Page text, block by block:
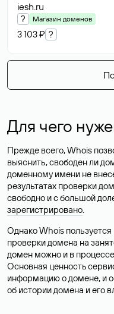
iesh.ru
? Магазин доменов
3 103 ₽ ?
Для чего
Прежде всего, Whois
выяснить, свободен ли
доменному имени не
результатах проверки
свободно и с большой
зарегистрировано.
Однако Whois
проверки домена на
домен можно и в
Основная ценность
информацию о домене, и
об истории домена и его